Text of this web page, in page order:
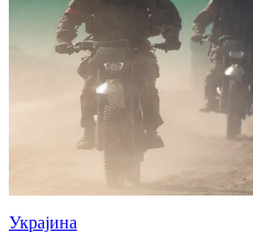
Украјина